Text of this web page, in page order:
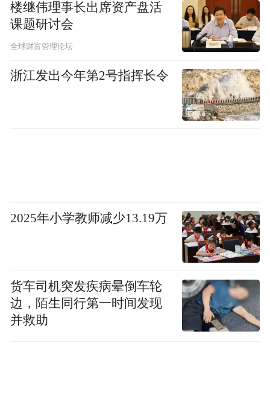
楼继伟理事长出席资产盘活
课题研讨会
全球财富管理论坛
浙江发出今年第2号指挥长令
2025年小学教师减少13.19万
货车司机突发疾病晕倒车轮
边，陌生同行第一时间发现
并救助